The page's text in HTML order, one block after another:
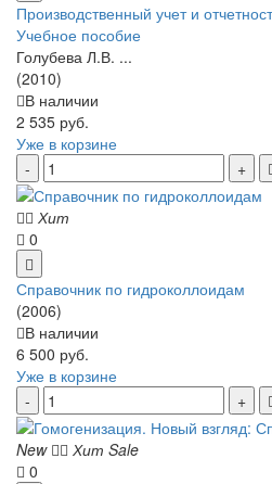
Производственный учет и
Учебное пособие
Голубева Л.В. ...
(2010)
В наличии
2 535 руб.
Уже в корзине
Хит
0
Справочник по гидроколлоидам
(2006)
В наличии
6 500 руб.
Уже в корзине
New Хит Sale
0